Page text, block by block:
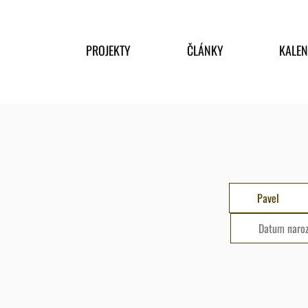
PROJEKTY ČLÁNKY